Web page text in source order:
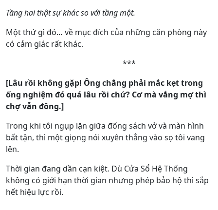
Tầng hai thật sự khác so với tầng một.
Một thứ gì đó… về mục đích của những căn phòng này
có cảm giác rất khác.
***
[Lâu rồi không gặp! Ông chẳng phải mắc kẹt trong
ống nghiệm đó quá lâu rồi chứ? Cơ mà vắng mợ thì
chợ vẫn đông.]
Trong khi tôi ngụp lặn giữa đống sách vở và màn hình
bất tận, thì một giọng nói xuyên thẳng vào sọ tôi vang
lên.
Thời gian đang dần cạn kiệt. Dù Cửa Sổ Hệ Thống
không có giới hạn thời gian nhưng phép bảo hộ thì sắp
hết hiệu lực rồi.